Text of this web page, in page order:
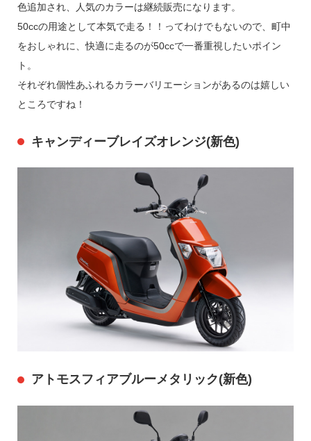
色追加され、人気のカラーは継続販売になります。
50ccの用途として本気で走る！！ってわけでもないので、町中
をおしゃれに、快適に走るのが50ccで一番重視したいポイン
ト。
それぞれ個性あふれるカラーバリエーションがあるのは嬉しい
ところですね！
キャンディーブレイズオレンジ(新色)
アトモスフィアブルーメタリック(新色)